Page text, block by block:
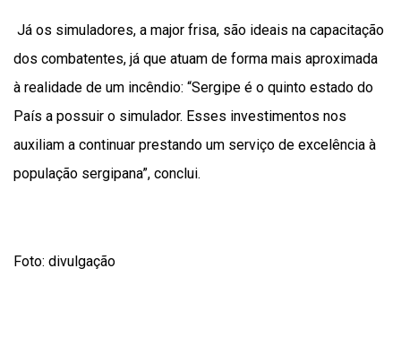
Já os simuladores, a major frisa, são ideais na capacitação
dos combatentes, já que atuam de forma mais aproximada
à realidade de um incêndio: “Sergipe é o quinto estado do
País a possuir o simulador. Esses investimentos nos
auxiliam a continuar prestando um serviço de excelência à
população sergipana”, conclui.
Foto: divulgação